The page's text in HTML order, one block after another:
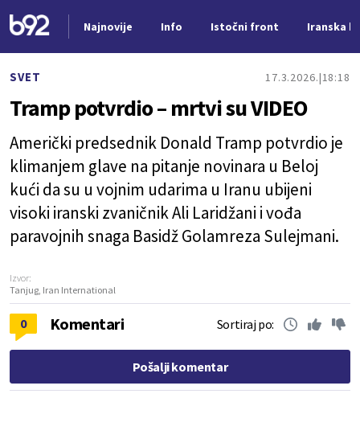
Najnovije Info Istočni front Iranska
SVET 17.3.2026. 18:18
Tramp potvrdio – mrtvi su VIDEO
Američki predsednik Donald Tramp potvrdio je
klimanjem glave na pitanje novinara u Beloj
kući da su u vojnim udarima u Iranu ubijeni
visoki iranski zvaničnik Ali Laridžani i vođa
paravojnih snaga Basidž Golamreza Sulejmani.
Izvor:
Tanjug, Iran International
0 Komentari Sortiraj po:
Pošalji komentar